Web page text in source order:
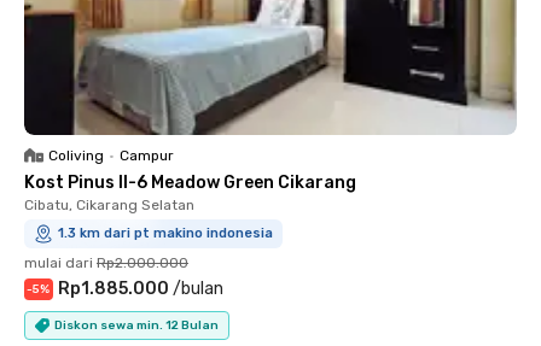
Coliving • Campur
Kost Pinus II-6 Meadow Green Cikarang
Cibatu, Cikarang Selatan
1.3 km dari pt makino indonesia
mulai dari Rp2.000.000
-5% Rp1.885.000 /bulan
Diskon sewa min. 12 Bulan